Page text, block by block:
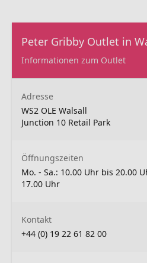
Peter Gribby Outlet in
Informationen zum Outlet
Adresse
WS2 OLE Walsall
Junction 10 Retail Park
Öffnungszeiten
Mo. - Sa.: 10.00 Uhr bis 20.00
17.00 Uhr
Kontakt
+44 (0) 19 22 61 82 00